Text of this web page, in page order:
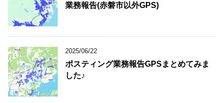
業務報告(赤磐市以外GPS)
2025/06/22
ポスティング業務報告GPSまとめてみま
した♪